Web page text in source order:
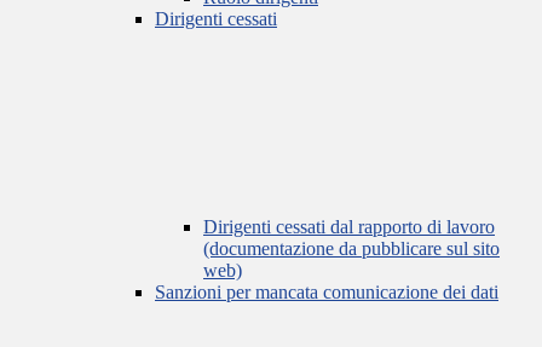
Dirigenti cessati
Dirigenti cessati dal rapporto di lavoro
(documentazione da pubblicare sul sito
web)
Sanzioni per mancata comunicazione dei dati